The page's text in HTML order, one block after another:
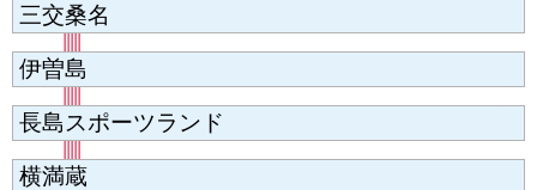
三交桑名
伊曽島
長島スポーツランド
横満蔵